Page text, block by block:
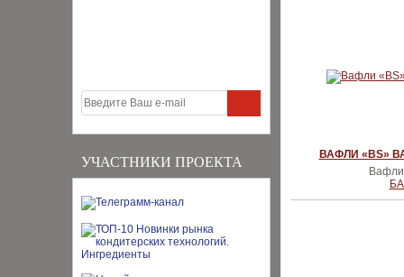
УЧАСТНИКИ ПРОЕКТА
ВАФЛИ «BS»
Вафли